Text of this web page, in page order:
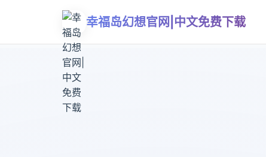
幸福岛幻想官网|中文免费下载